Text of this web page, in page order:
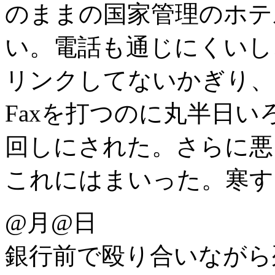
のままの国家管理のホ
い。電話も通じにくい
リンクしてないかぎり
Faxを打つのに丸半日
回しにされた。さらに
これにはまいった。寒
@月@日
銀行前で殴り合いなが